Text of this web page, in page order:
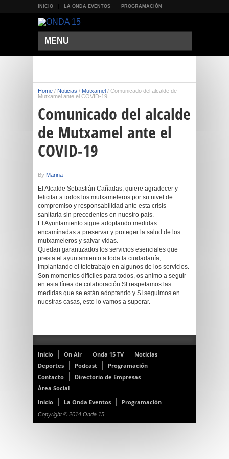
INICIO LA ONDA EVENTOS PROGRAMACIÓN
MENU
Home / Noticias / Mutxamel / Comunicado del alcalde de
Mutxamel ante el COVID-19
Comunicado del alcalde
de Mutxamel ante el
COVID-19
By Marina
El Alcalde Sebastián Cañadas, quiere agradecer y
felicitar a todos los mutxameleros por su nivel de
compromiso y responsabilidad ante esta crisis
sanitaria sin precedentes en nuestro país.
El Ayuntamiento sigue adoptando medidas
encaminadas a preservar y proteger la salud de los
mutxameleros y salvar vidas.
Quedan garantizados los servicios esenciales que
presta el ayuntamiento a toda la ciudadanía,
Implantando el teletrabajo en algunos de los servicios.
Son momentos difíciles para todos, os animo a seguir
en esta línea de colaboración SI respetamos las
medidas que se están adoptando y SI seguimos en
nuestras casas, esto lo vamos a superar.
Inicio On Air Onda 15 TV
Noticias
Deportes
Podcast
Programación
Contacto
Directorio de Empresas
Área Social
Inicio
La Onda Eventos Programación
Copyright © 2014 Onda 15.